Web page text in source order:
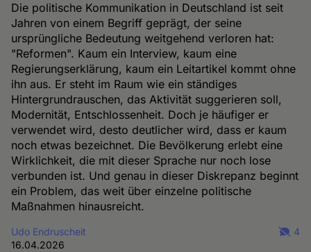
Die politische Kommunikation in Deutschland ist seit
Jahren von einem Begriff geprägt, der seine
ursprüngliche Bedeutung weitgehend verloren hat:
"Reformen". Kaum ein Interview, kaum eine
Regierungserklärung, kaum ein Leitartikel kommt ohne
ihn aus. Er steht im Raum wie ein ständiges
Hintergrundrauschen, das Aktivität suggerieren soll,
Modernität, Entschlossenheit. Doch je häufiger er
verwendet wird, desto deutlicher wird, dass er kaum
noch etwas bezeichnet. Die Bevölkerung erlebt eine
Wirklichkeit, die mit dieser Sprache nur noch lose
verbunden ist. Und genau in dieser Diskrepanz beginnt
ein Problem, das weit über einzelne politische
Maßnahmen hinausreicht.
Udo Endruscheit
16.04.2026
4